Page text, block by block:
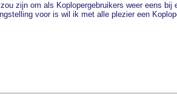
zijn om als Koplopergebruikers weer eens bij
voor is wil ik met alle plezier een